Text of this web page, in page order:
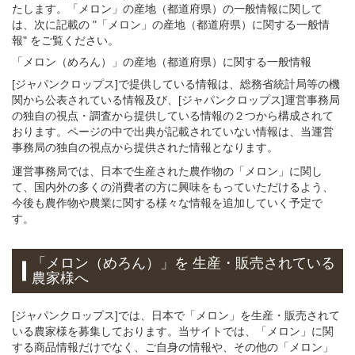
たします。「メロン」の産地（都道府県）の一般情報に関して
は、次に記載の "「メロン」の産地（都道府県）に関する一般情
報" をご覧ください。
「メロン（めろん）」 の産地（都道府県）に関する一般情報
[ジャパンクロップス]で提供している情報は、総務省統計局等の機
関から公表されている情報及び、[ジャパンクロップス]運営事務局
の独自の視点・調査から提供している情報の２つから構成されて
おります。ページの中で出典が記載されていない情報は、当運営
事務局の独自の視点から提供された情報となります。
運営事務局では、日本で生産された農作物の「メロン」に関し
て、国内外の多くの消費者の方に興味をもっていただけるよう、
今後も農作物や農業に関する様々な情報を追加していく予定で
す。
「メロン（めろん）」 を 生産・販売されている
農家様へ
[ジャパンクロップス]では、日本で「メロン」を生産・販売されて
いる農家様を募集しております。当サイトでは、「メロン」に関
する商品情報だけでなく、ご自身の情報や、その他の「メロン」